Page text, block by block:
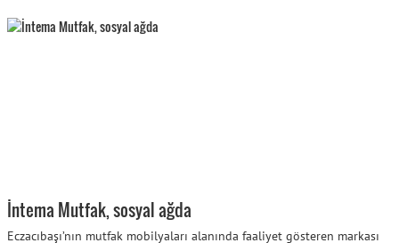
İntema Mutfak, sosyal ağda
Eczacıbaşı’nın mutfak mobilyaları alanında faaliyet gösteren markası